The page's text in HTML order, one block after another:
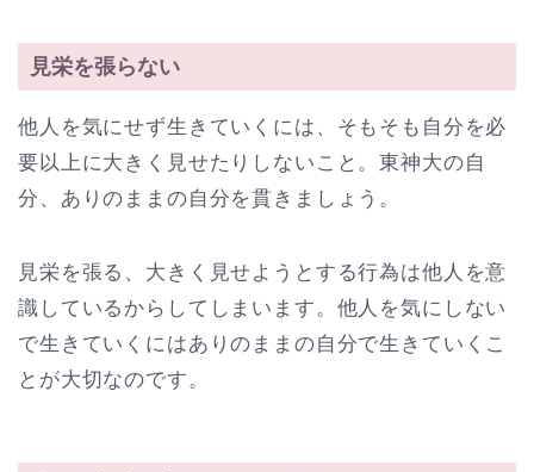
見栄を張らない
他人を気にせず生きていくには、そもそも自分を必
要以上に大きく見せたりしないこと。東神大の自
分、ありのままの自分を貫きましょう。
見栄を張る、大きく見せようとする行為は他人を意
識しているからしてしまいます。他人を気にしない
で生きていくにはありのままの自分で生きていくこ
とが大切なのです。